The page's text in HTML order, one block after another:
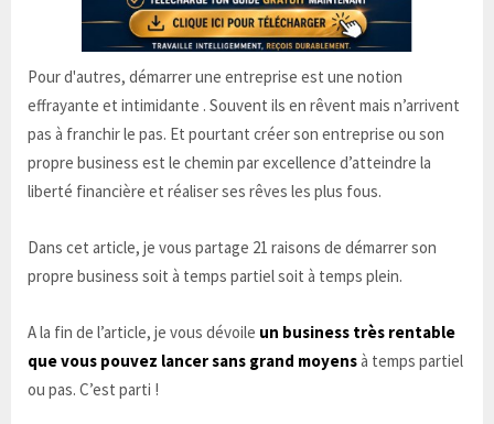
Pour d'autres, démarrer une entreprise est une notion
effrayante et intimidante . Souvent ils en rêvent mais n’arrivent
pas à franchir le pas. Et pourtant créer son entreprise ou son
propre business est le chemin par excellence d’atteindre la
liberté financière et réaliser ses rêves les plus fous.
Dans cet article, je vous partage 21 raisons de démarrer son
propre business soit à temps partiel soit à temps plein.
A la fin de l’article, je vous dévoile un business très rentable
que vous pouvez lancer sans grand moyensà temps partiel
ou pas. C’est parti !